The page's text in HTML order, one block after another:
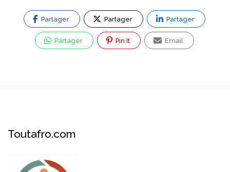
Partager Partager Partager
Partager Pin It Email
Toutafro.com